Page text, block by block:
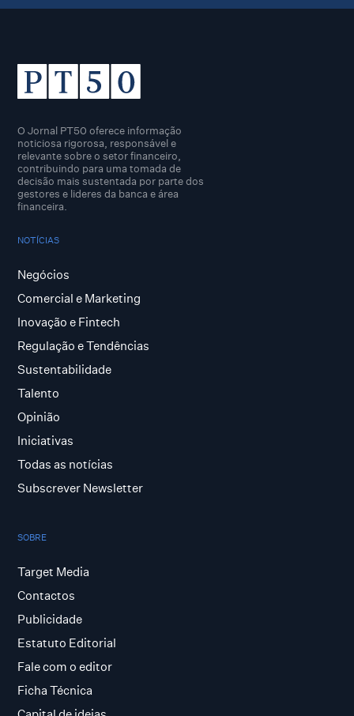
O Jornal PT50 oferece informação
noticiosa rigorosa, responsável e
relevante sobre o setor financeiro,
contribuindo para uma tomada de
decisão mais sustentada por parte dos
gestores e lideres da banca e área
financeira.
NOTÍCIAS
Negócios
Comercial e Marketing
Inovação e Fintech
Regulação e Tendências
Sustentabilidade
Talento
Opinião
Iniciativas
Todas as notícias
Subscrever Newsletter
SOBRE
Target Media
Contactos
Publicidade
Estatuto Editorial
Fale com o editor
Ficha Técnica